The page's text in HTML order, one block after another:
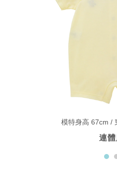
模特身高 67cm /
連體